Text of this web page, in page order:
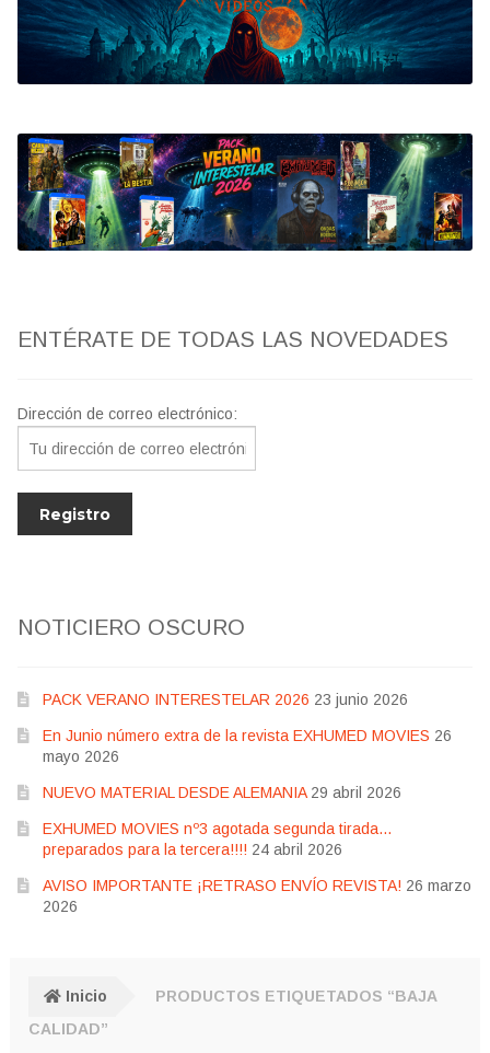
Bluray
Clasificada S
artwork
fantaterror
Jesús Franco
ENTÉRATE DE TODAS LAS NOVEDADES
Dirección de correo electrónico:
NOTICIERO OSCURO
PACK VERANO INTERESTELAR 2026 23 junio 2026
En Junio número extra de la revista EXHUMED MOVIES 26
mayo 2026
NUEVO MATERIAL DESDE ALEMANIA 29 abril 2026
EXHUMED MOVIES nº3 agotada segunda tirada…
preparados para la tercera!!!! 24 abril 2026
AVISO IMPORTANTE ¡RETRASO ENVÍO REVISTA! 26 marzo
2026
Inicio
PRODUCTOS ETIQUETADOS “BAJA
CALIDAD”